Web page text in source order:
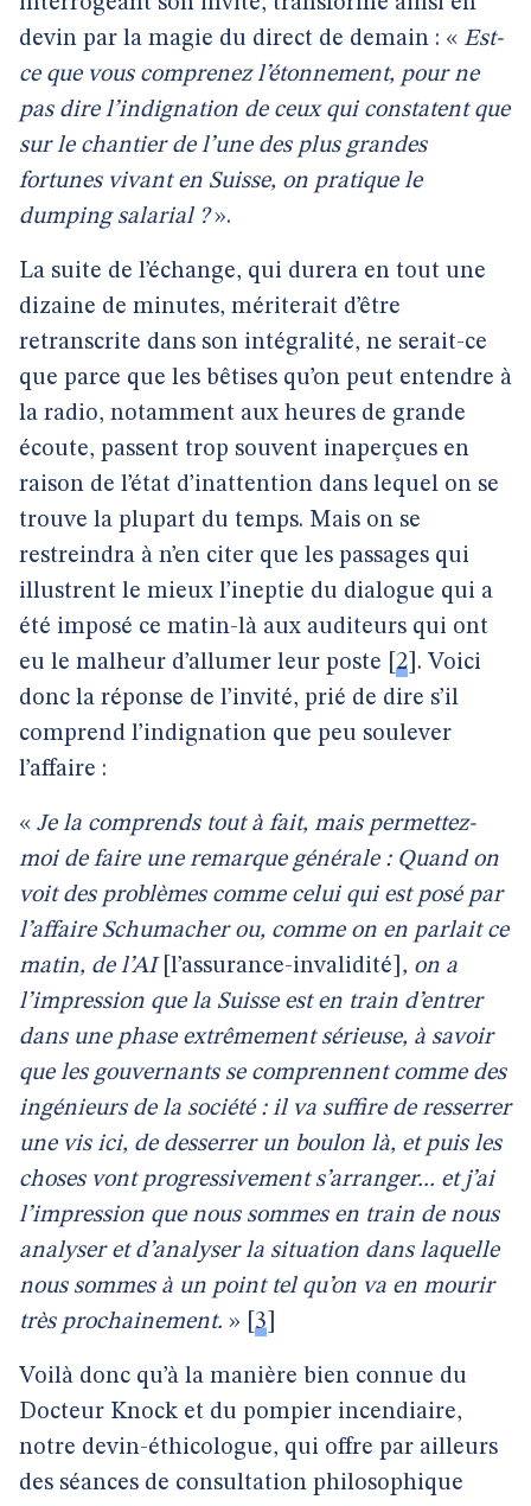
devin par la magie du direct de demain : « Est-
ce que vous comprenez l’étonnement, pour ne
pas dire l’indignation de ceux qui constatent que
sur le chantier de l’une des plus grandes
fortunes vivant en Suisse, on pratique le
dumping salarial ?».
La suite de l’échange, qui durera en tout une
dizaine de minutes, mériterait d’être
retranscrite dans son intégralité, ne serait-ce
que parce que les bêtises qu’on peut entendre à
la radio, notamment aux heures de grande
écoute, passent trop souvent inaperçues en
raison de l’état d’inattention dans lequel on se
trouve la plupart du temps. Mais on se
restreindra à n’en citer que les passages qui
illustrent le mieux l’ineptie du dialogue qui a
été imposé ce matin-là aux auditeurs qui ont
eu le malheur d’allumer leur poste
2 . Voici
donc la réponse de l’invité, prié de dire s’il
comprend l’indignation que peu soulever
l’affaire :
« Je la comprends tout à fait, mais permettez-
moi de faire une remarque générale : Quand on
voit des problèmes comme celui qui est posé par
l’affaire Schumacher ou, comme on en parlait ce
matin, de l’AI[l’assurance-invalidité] , on a
l’impression que la Suisse est en train d’entrer
dans une phase extrêmement sérieuse, à savoir
que les gouvernants se comprennent comme des
ingénieurs de la société : il va suffire de resserrer
une vis ici, de desserrer un boulon là, et puis les
choses vont progressivement s’arranger... et j’ai
l’impression que nous sommes en train de nous
analyser et d’analyser la situation dans laquelle
nous sommes à un point tel qu’on va en mourir
très prochainement. » 3
Voilà donc qu’à la manière bien connue du
Docteur Knock et du pompier incendiaire,
notre devin-éthicologue, qui offre par ailleurs
des séances de consultation philosophique